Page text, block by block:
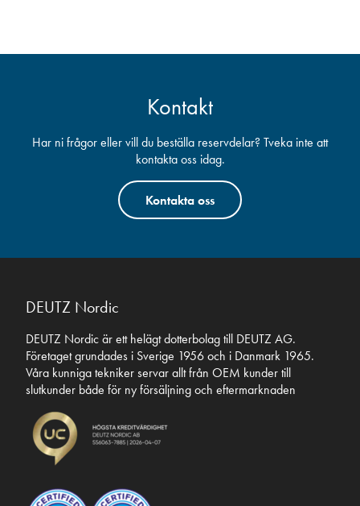
Kontakt
Har ni frågor eller vill du beställa reservdelar? Tveka inte att
kontakta oss idag.
Kontakta oss
DEUTZ Nordic
DEUTZ Nordic är ett helägt dotterbolag till DEUTZ AG.
Företaget grundades i Sverige 1956 och i Danmark 1965.
Våra kunniga tekniker servar allt från OEM kunder till
slutkunder både för ny försäljning och eftermarknaden